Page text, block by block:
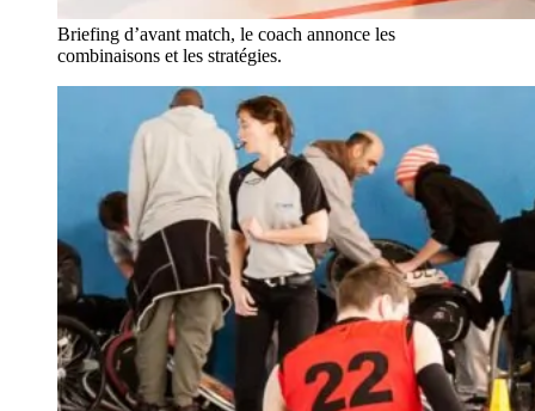
Briefing d’avant match, le coach annonce les
combinaisons et les stratégies.